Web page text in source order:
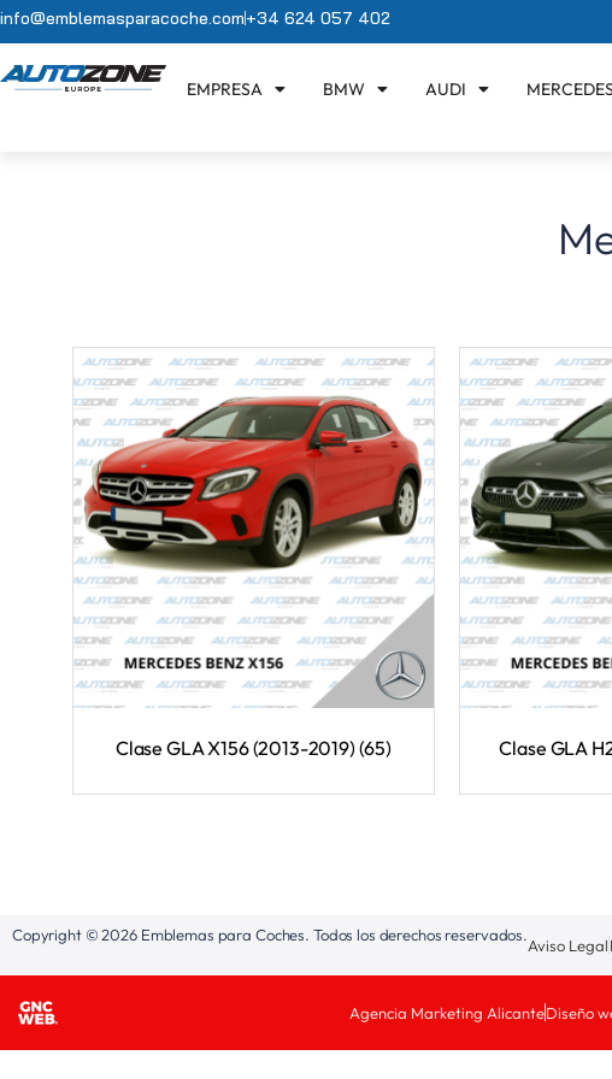
info@emblemasparacoche.com+34 624 057 402
EMPRESA BMW AUDI
Clase GLA X156 (2013-2019) (65) Clase GLA
Copyright © 2026 Emblemas para Coches. Todos los derechos reservados.
Aviso Legal
Agencia Marketing AlicanteDiseño